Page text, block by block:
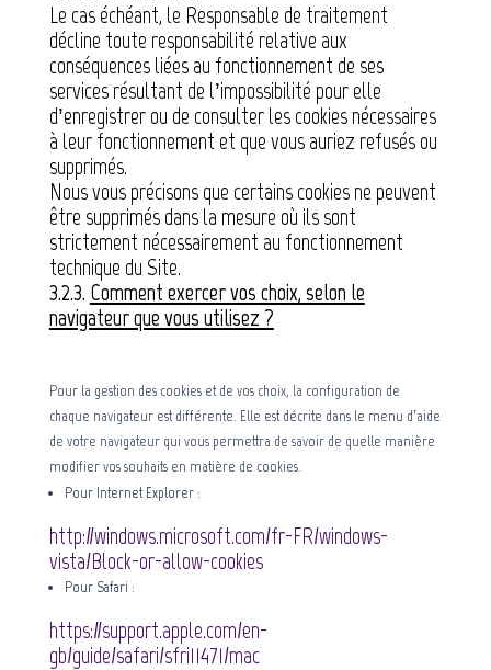
Le cas échéant, le Responsable de traitement
décline toute responsabilité relative aux
conséquences liées au fonctionnement de ses
services résultant de l’impossibilité pour elle
d’enregistrer ou de consulter les cookies nécessaires
à leur fonctionnement et que vous auriez refusés ou
supprimés.
Nous vous précisons que certains cookies ne peuvent
être supprimés dans la mesure où ils sont
strictement nécessairement au fonctionnement
technique du Site.
3.2.3. Comment exercer vos choix, selon le
navigateur que vous utilisez ?
Pour la gestion des cookies et de vos choix, la configuration de
chaque navigateur est différente. Elle est décrite dans le menu d’aide
de votre navigateur qui vous permettra de savoir de quelle manière
modifier vos souhaits en matière de cookies.
Pour Internet Explorer :
http://windows.microsoft.com/fr-FR/windows-
vista/Block-or-allow-cookies
Pour Safari :
https://support.apple.com/en-
gb/guide/safari/sfri11471/mac